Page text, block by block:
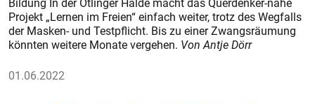
Projekt „Lernen im Freien“ einfach weiter, trotz des Wegfalls
der Masken- und Testpflicht. Bis zu einer Zwangsräumung
könnten weitere Monate vergehen. Von Antje Dörr
01.06.2022